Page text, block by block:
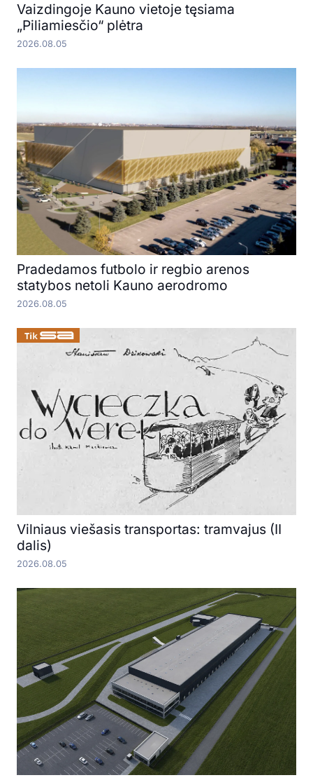
Vaizdingoje Kauno vietoje tęsiama
„Piliamiesčio“ plėtra
2026.08.05
Pradedamos futbolo ir regbio arenos
statybos netoli Kauno aerodromo
2026.08.05
Vilniaus viešasis transportas: tramvajus (II
dalis)
2026.08.05